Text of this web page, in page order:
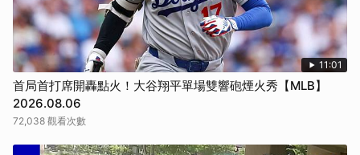
11:01
首局首打席開轟點火！大谷翔平單場雙響砲煙火秀【MLB】
2026.08.06
72,038 觀看次數